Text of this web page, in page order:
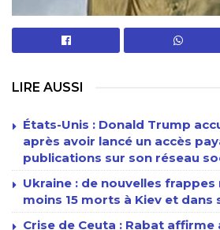
LIRE AUSSI
États-Unis : Donald Trump
après avoir lancé un accès
publications sur son réseau
Ukraine : de nouvelles
moins 15 morts à Kiev et dans
Crise de Ceuta : Rabat